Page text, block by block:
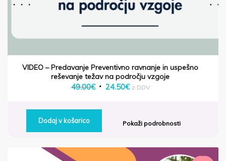
VIDEO – Predavanje Preventivno ravnanje in uspešno
reševanje težav na področju vzgoje
49.00€ Izvirna
je
49.00€.
24.50€Trenutna
24.50€.
z DDV
Dodaj v košarico Pokaži podrobnosti